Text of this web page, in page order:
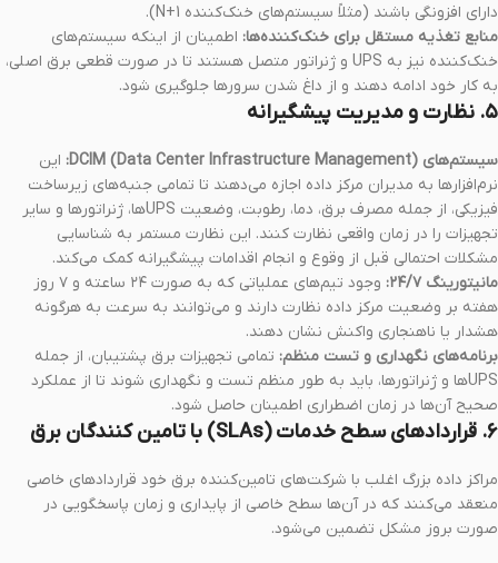
دارای افزونگی باشند (مثلاً سیستم‌های خنک‌کننده N+1).
منابع تغذیه مستقل برای خنک‌کننده‌ها: اطمینان از اینکه سیستم‌های
خنک‌کننده نیز به UPS و ژنراتور متصل هستند تا در صورت قطعی برق اصلی،
به کار خود ادامه دهند و از داغ شدن سرورها جلوگیری شود.
۵. نظارت و مدیریت پیشگیرانه
سیستم‌های DCIM (Data Center Infrastructure Management):
این
نرم‌افزارها به مدیران مرکز داده اجازه می‌دهند تا تمامی جنبه‌های زیرساخت
فیزیکی، از جمله مصرف برق، دما، رطوبت، وضعیت UPSها، ژنراتورها و سایر
تجهیزات را در زمان واقعی نظارت کنند. این نظارت مستمر به شناسایی
مشکلات احتمالی قبل از وقوع و انجام اقدامات پیشگیرانه کمک می‌کند.
مانیتورینگ ۲۴/۷:
وجود تیم‌های عملیاتی که به صورت ۲۴ ساعته و ۷ روز
هفته بر وضعیت مرکز داده نظارت دارند و می‌توانند به سرعت به هرگونه
هشدار یا ناهنجاری واکنش نشان دهند.
برنامه‌های نگهداری و تست منظم: تمامی تجهیزات برق پشتیبان، از جمله
UPSها و ژنراتورها، باید به طور منظم تست و نگهداری شوند تا از عملکرد
صحیح آن‌ها در زمان اضطراری اطمینان حاصل شود.
۶. قراردادهای سطح خدمات (SLAs) با تامین کنندگان برق
مراکز داده بزرگ اغلب با شرکت‌های تامین‌کننده برق خود قراردادهای خاصی
منعقد می‌کنند که در آن‌ها سطح خاصی از پایداری و زمان پاسخگویی در
صورت بروز مشکل تضمین می‌شود.